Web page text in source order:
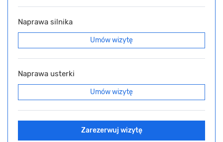
Naprawa silnika
Umów wizytę
Naprawa usterki
Umów wizytę
Zarezerwuj wizytę